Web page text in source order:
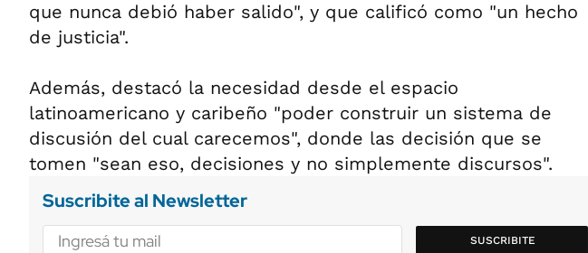
que nunca debió haber salido", y que calificó como "un hecho
de justicia".
Además, destacó la necesidad desde el espacio
latinoamericano y caribeño "poder construir un sistema de
discusión del cual carecemos", donde las decisión que se
tomen "sean eso, decisiones y no simplemente discursos".
Suscribite al Newsletter
SUSCRIBITE